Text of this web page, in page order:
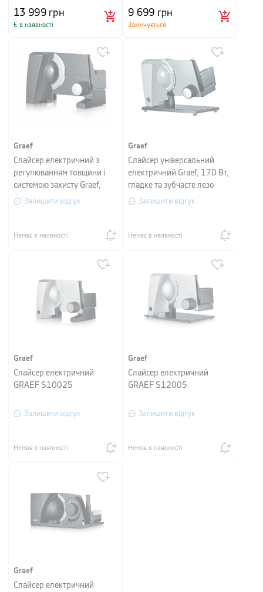
13 999грн
Є в наявності
9 699 грн
Закінчується
Graef
Слайсер електричний з
регулюванням товщини і
системою захисту Graef,
23x32x24 см, чорний
Залишити відгук
Немає в наявності
Graef
Слайсер універсальний
електричний Graef, 170 Вт,
гладке та зубчасте лезо
Залишити відгук
Немає в наявності
Graef
Слайсер електричний
GRAEF S10025
Залишити відгук
Немає в наявності
Graef
Слайсер електричний
GRAEF S12005
Залишити відгук
Немає в наявності
Graef
Слайсер електричний